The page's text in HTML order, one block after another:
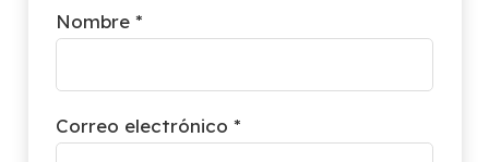
Nombre *
Correo electrónico *